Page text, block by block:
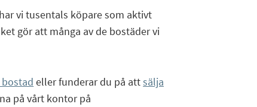
har vi tusentals köpare som aktivt
gör att många av de bostäder vi
eller funderar du på attsälja
på vårt kontor på